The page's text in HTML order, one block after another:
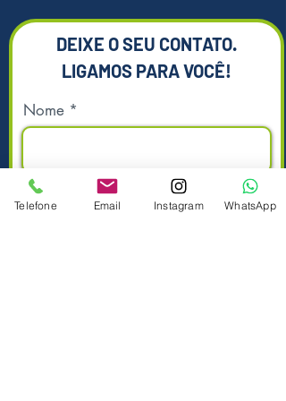
DEIXE O SEU CONTATO.
LIGAMOS PARA VOCÊ!
Nome
Sobrenome
Telefone Email Instagram WhatsApp